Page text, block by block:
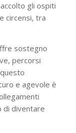
gli ospiti
circensi, tra
sostegno
percorsi
e agevole è
di diventare